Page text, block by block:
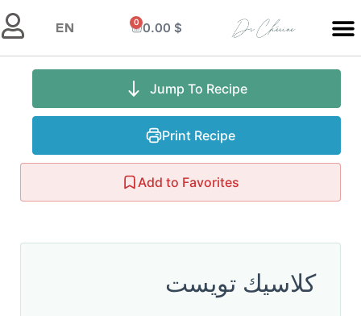
0.00 $
0
EN
Jump To Recipe
Print Recipe
Add to Favorites
كلاسيك تويست